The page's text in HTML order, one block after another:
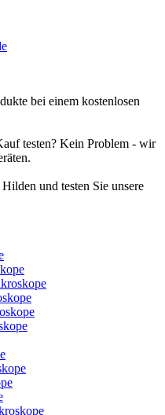
bei einem kostenlosen
testen? Kein Problem - wir
und testen Sie unsere